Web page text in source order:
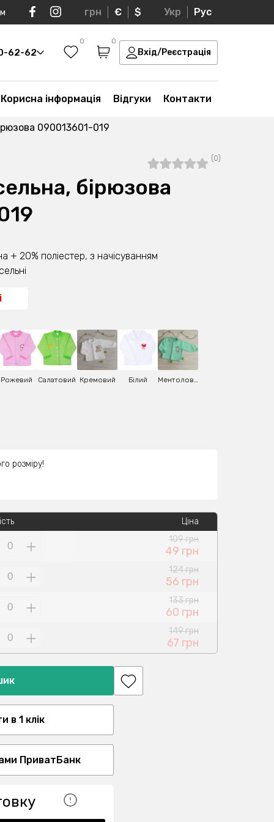
грн € $ Укр Рус
62-62
0 0
Вхід/Реєстрація
Корисна інформація Відгуки Контакти
090013601-019
(0)
бірюзова
+ 20% поліестер, з начісуванням
Рожевий Салатовий Кремовий Білий Ментоловий
розміру!
Ціна
109 грн
49 грн
124 грн
56 грн
133 грн
60 грн
149 грн
67 грн
в 1 клік
ПриватБанк